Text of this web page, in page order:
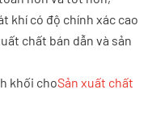
khí có độ chính xác cao
chất bán dẫn và sản
khối choSản xuất chất